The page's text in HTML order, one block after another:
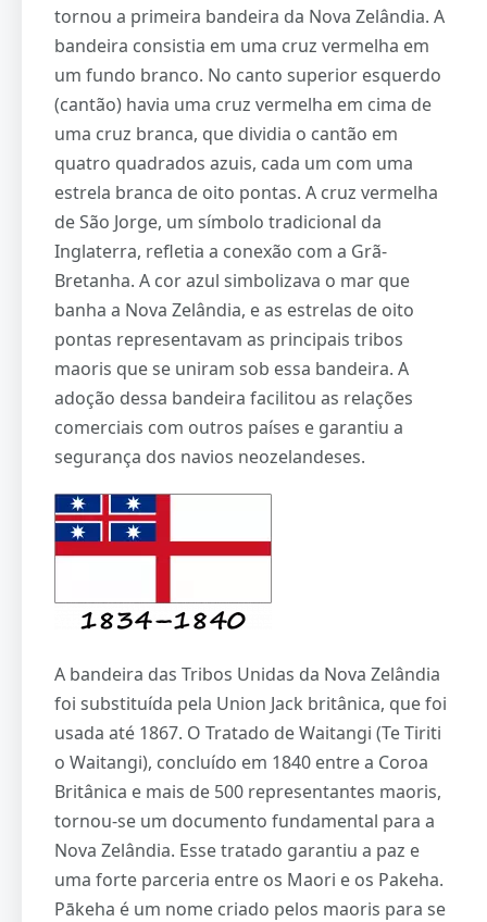
tornou a primeira bandeira da Nova Zelândia. A
bandeira consistia em uma cruz vermelha em
um fundo branco. No canto superior esquerdo
(cantão) havia uma cruz vermelha em cima de
uma cruz branca, que dividia o cantão em
quatro quadrados azuis, cada um com uma
estrela branca de oito pontas. A cruz vermelha
de São Jorge, um símbolo tradicional da
Inglaterra, refletia a conexão com a Grã-
Bretanha. A cor azul simbolizava o mar que
banha a Nova Zelândia, e as estrelas de oito
pontas representavam as principais tribos
maoris que se uniram sob essa bandeira. A
adoção dessa bandeira facilitou as relações
comerciais com outros países e garantiu a
segurança dos navios neozelandeses.
A bandeira das Tribos Unidas da Nova Zelândia
foi substituída pela Union Jack britânica, que foi
usada até 1867. O Tratado de Waitangi (Te Tiriti
o Waitangi), concluído em 1840 entre a Coroa
Britânica e mais de 500 representantes maoris,
tornou-se um documento fundamental para a
Nova Zelândia. Esse tratado garantiu a paz e
uma forte parceria entre os Maori e os Pakeha.
Pākeha é um nome criado pelos maoris para se